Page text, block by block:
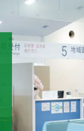
津診療セン